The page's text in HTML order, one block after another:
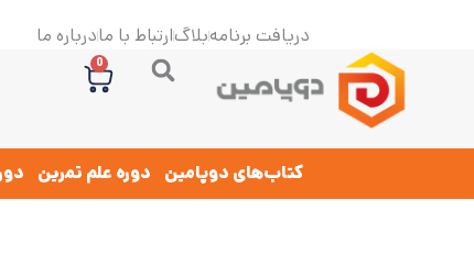
دریافت برنامهبلاگارتباط با مادرباره ما
0
کتاب‌های دوپامین دوره علم تمرین